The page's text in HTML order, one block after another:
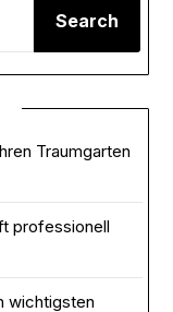
Search
Traumgarten
professionell
wichtigsten